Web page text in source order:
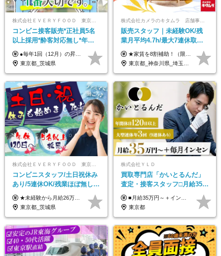
株式会社ＥＶＥＲＹＦＯＯＤ 東京本社
コンビニ接客販売*正社員5名
以上採用*酔客対応無し*年休
120日～*創業59年の安定基盤*
コンビニ経験者優遇
●毎年1回（12月）の昇給で給与にしっかり反映！ ●賞与年2回あり（6月・12月） 月給26万円＋賞与年2回＋交通費全額支給 役職の有無にかかわらず、日々の頑張りは正当に評価します！ リーダー・店長昇格後は等級に合わせて給与UP＋役職手当があるので、 納得感を持って働くことができます◎ ※経験・スキルを考慮の上、決定します ※上記金額には固定残業代（21時間分・3万7300円以上）を含みます。超過分は別途全額支給します ※試用期間3ヶ月間あり（期間中の給与・待遇に差異はありません）
東京都_茨城県
販売スタッフ｜未経験OK/残
業月平均4.7h/最大7連休取得
可/全国募集/家賃8割を会社が
負担/賞与年2回
★家賃を8割補助！（限度額は地域により異なる） ※転勤による引っ越しが発生する場合 ＝＝＝＝＝＝＝＝＝＝＝＝＝＝＝＝＝＝＝＝＝＝＝ 例えば、家賃7.5万円なら6万円は会社で負担。 あなたが支払うのは、たったの1.5万円です！ 年間では自己負担額が約72万ほどお得になります！ ＝＝＝＝＝＝＝＝＝＝＝＝＝＝＝＝＝＝＝＝＝＝＝ 月給22万8,700円～26万3,100円＋賞与年2回（初回の支給は当社規定による）＋残業手当 ＜実際の給与例＞ *24歳:月給23万4,700円＋賞与年2回（初回の支給は当社規定による）＋残業手当＋諸手当 ※上記はあくまで参考月給です。ご経歴・年齢を考慮し、当社規定により決定します ※評価により昇給あり ※残業代は別途支給あり ※試用期間2ヶ月あり（期間中の給与・待遇に差異はありません） 【実在する社員の年収モデル】 年収530万円（30歳） 年収820万円（40歳） 【入社時の想定年収】 330万円～900万円
東京都_神奈川県_埼玉県_千葉県_大阪府_愛知県_北海道_青森県_宮城県_秋田県_山形県_茨城県_群馬県_新潟県_長野県_富山県_静岡県_三重県_兵庫県_京都府_広島県_岡山県_鳥取県_山口県_徳島県_香川県_愛媛県_福岡県_熊本県_佐賀県_長崎県_大分県_宮崎県_鹿児島県
株式会社ＥＶＥＲＹＦＯＯＤ 東京本社
コンビニスタッフ/土日祝休み
あり/5連休OK/残業ほぼ無し/
賞与年2回/トイレ掃除・夜勤
無し/面接1回
★未経験から月給26万円スタート！ ★毎年1回（12月）の昇給＋賞与（年2回）で給与にしっかり反映！ 月給26万円＋賞与年2回＋交通費全額支給 ※リーダー・店長昇格後は基本給2万円UP＋役職手当支給 ※経験・スキルを考慮の上、決定します ※上記金額には固定残業代（21時間分・3万7300円以上）を含みます。超過分は別途全額支給します ※試用期間3ヶ月間あり（期間中の給与・待遇に差異はありません）
東京都_茨城県
株式会社ＹＬＤ
買取専⾨店「かいとるんだ」
査定・接客スタッフ□⽉給35万
円以上＋毎⽉インセン□年休
120日以上□土日休み
■月給35万円～＋インセンティブ＋各種手当 ※固定残業代（月45時間分87,600円～）を含む。超過した場合は別途残業代を支給いたします ※経験・年齢などを考慮の上、決定します ※試用期間3ヶ月あり（待遇に変動なし）
東京都